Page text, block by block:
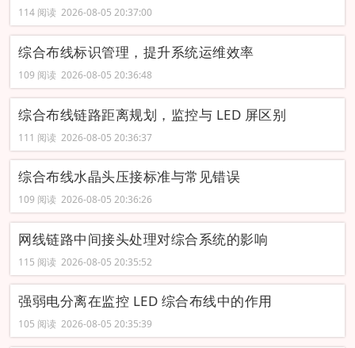
114 阅读 2026-08-05 20:37:00
综合布线标识管理，提升系统运维效率
109 阅读 2026-08-05 20:36:48
综合布线链路距离规划，监控与 LED 屏区别
111 阅读 2026-08-05 20:36:37
综合布线水晶头压接标准与常见错误
109 阅读 2026-08-05 20:36:26
网线链路中间接头处理对综合系统的影响
115 阅读 2026-08-05 20:35:52
强弱电分离在监控 LED 综合布线中的作用
105 阅读 2026-08-05 20:35:39